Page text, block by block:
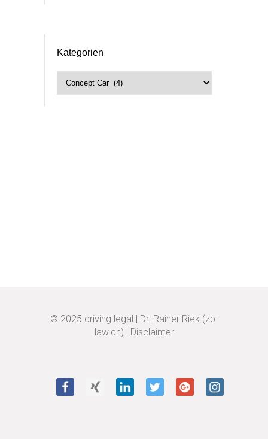
Kategorien
© 2025 driving.legal | Dr. Rainer Riek (zp-
law.ch) | Disclaimer